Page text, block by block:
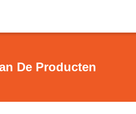
De Producten